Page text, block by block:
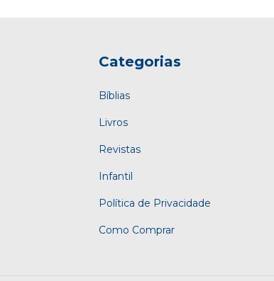
Categorias
Bíblias
Livros
Revistas
Infantil
Política de Privacidade
Como Comprar